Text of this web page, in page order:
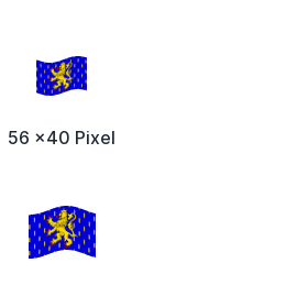
56 x40 Pixel